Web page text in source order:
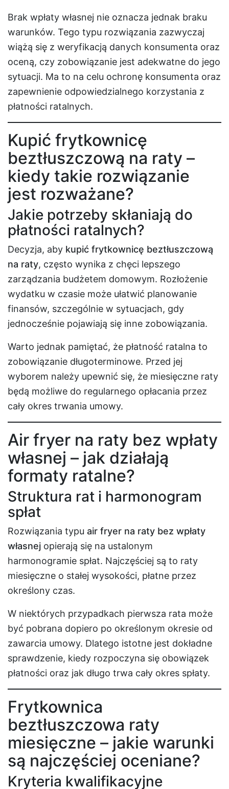
Brak wpłaty własnej nie oznacza jednak braku
warunków. Tego typu rozwiązania zazwyczaj
wiążą się z weryfikacją danych konsumenta oraz
oceną, czy zobowiązanie jest adekwatne do jego
sytuacji. Ma to na celu ochronę konsumenta oraz
zapewnienie odpowiedzialnego korzystania z
płatności ratalnych.
Kupić frytkownicę
beztłuszczową na raty –
kiedy takie rozwiązanie
jest rozważane?
Jakie potrzeby skłaniają do
płatności ratalnych?
Decyzja, aby kupić frytkownicę beztłuszczową
na raty, często wynika z chęci lepszego
zarządzania budżetem domowym. Rozłożenie
wydatku w czasie może ułatwić planowanie
finansów, szczególnie w sytuacjach, gdy
jednocześnie pojawiają się inne zobowiązania.
Warto jednak pamiętać, że płatność ratalna to
zobowiązanie długoterminowe. Przed jej
wyborem należy upewnić się, że miesięczne raty
będą możliwe do regularnego opłacania przez
cały okres trwania umowy.
Air fryer na raty bez wpłaty
własnej – jak działają
formaty ratalne?
Struktura rat i harmonogram
spłat
Rozwiązania typu air fryer na raty bez wpłaty
własnej opierają się na ustalonym
harmonogramie spłat. Najczęściej są to raty
miesięczne o stałej wysokości, płatne przez
określony czas.
W niektórych przypadkach pierwsza rata może
być pobrana dopiero po określonym okresie od
zawarcia umowy. Dlatego istotne jest dokładne
sprawdzenie, kiedy rozpoczyna się obowiązek
płatności oraz jak długo trwa cały okres spłaty.
Frytkownica
beztłuszczowa raty
miesięczne – jakie warunki
są najczęściej oceniane?
Kryteria kwalifikacyjne